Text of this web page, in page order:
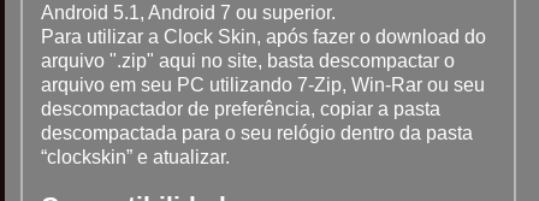
Android 5.1, Android 7 ou superior.
Para utilizar a Clock Skin, após fazer o download do
arquivo ".zip" aqui no site, basta descompactar o
arquivo em seu PC utilizando 7-Zip, Win-Rar ou seu
descompactador de preferência, copiar a pasta
descompactada para o seu relógio dentro da pasta
“clockskin” e atualizar.